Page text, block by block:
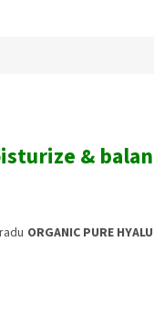
&
ORGANIC PURE